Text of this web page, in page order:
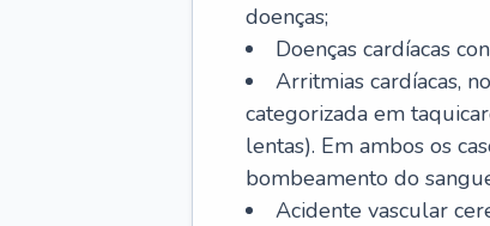
doenças;
Doenças cardíacas
Arritmias cardíacas,
categorizada em
lentas). Em ambos os
bombeamento do
Acidente vascular